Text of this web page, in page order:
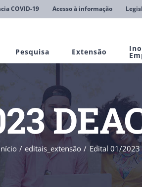
COVID-19 Acesso à informação
Pesquisa Extensão
editais_extensão Edital 01/2023